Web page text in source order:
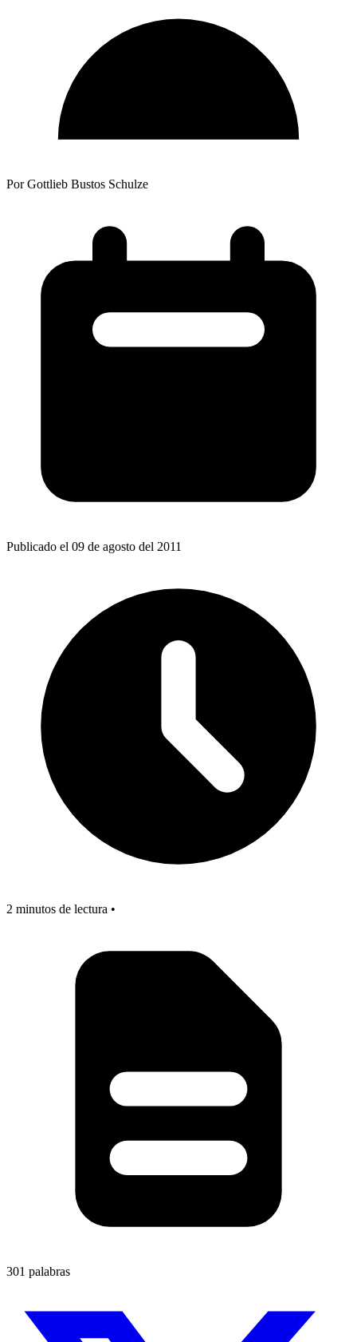
Por Gottlieb Bustos Schulze
Publicado el 09 de agosto del 2011
2 minutos de lectura •
301 palabras